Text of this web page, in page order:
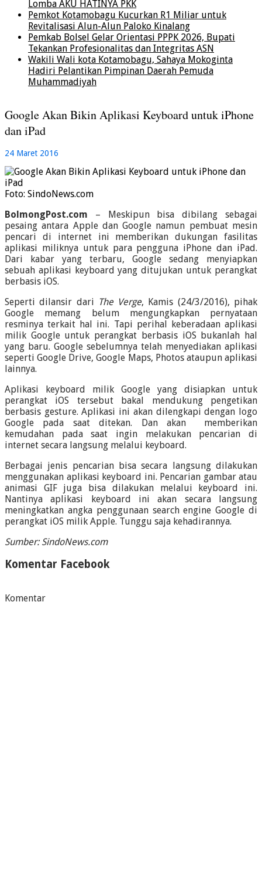
Lomba AKU HATINYA PKK
Pemkot Kotamobagu Kucurkan R1 Miliar untuk
Revitalisasi Alun-Alun Paloko Kinalang
Pemkab Bolsel Gelar Orientasi PPPK 2026, Bupati
Tekankan Profesionalitas dan Integritas ASN
Wakili Wali kota Kotamobagu, Sahaya Mokoginta
Hadiri Pelantikan Pimpinan Daerah Pemuda
Muhammadiyah
Google Akan Bikin Aplikasi Keyboard untuk iPhone
dan iPad
24 Maret 2016
Foto: SindoNews.com
BolmongPost.com – Meskipun bisa dibilang sebagai
pesaing antara Apple dan Google namun pembuat mesin
pencari di internet ini memberikan dukungan fasilitas
aplikasi miliknya untuk para pengguna iPhone dan iPad.
Dari kabar yang terbaru, Google sedang menyiapkan
sebuah aplikasi keyboard yang ditujukan untuk perangkat
berbasis iOS.
Seperti dilansir dari The Verge, Kamis (24/3/2016), pihak
Google memang belum mengungkapkan pernyataan
resminya terkait hal ini. Tapi perihal keberadaan aplikasi
milik Google untuk perangkat berbasis iOS bukanlah hal
yang baru. Google sebelumnya telah menyediakan aplikasi
seperti Google Drive, Google Maps, Photos ataupun aplikasi
lainnya.
Aplikasi keyboard milik Google yang disiapkan untuk
perangkat iOS tersebut bakal mendukung pengetikan
berbasis gesture. Aplikasi ini akan dilengkapi dengan logo
Google pada saat ditekan. Dan akan memberikan
kemudahan pada saat ingin melakukan pencarian di
internet secara langsung melalui keyboard.
Berbagai jenis pencarian bisa secara langsung dilakukan
menggunakan aplikasi keyboard ini. Pencarian gambar atau
animasi GIF juga bisa dilakukan melalui keyboard ini.
Nantinya aplikasi keyboard ini akan secara langsung
meningkatkan angka penggunaan search engine Google di
perangkat iOS milik Apple. Tunggu saja kehadirannya.
Sumber: SindoNews.com
Komentar Facebook
Komentar